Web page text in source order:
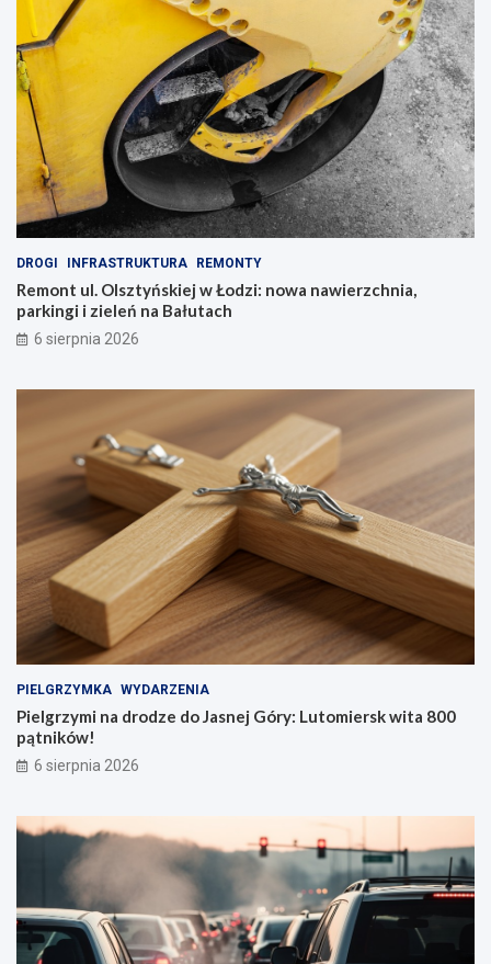
DROGI INFRASTRUKTURA REMONTY
Remont ul. Olsztyńskiej w Łodzi: nowa nawierzchnia,
parkingi i zieleń na Bałutach
6 sierpnia 2026
PIELGRZYMKA WYDARZENIA
Pielgrzymi na drodze do Jasnej Góry: Lutomiersk wita 800
pątników!
6 sierpnia 2026